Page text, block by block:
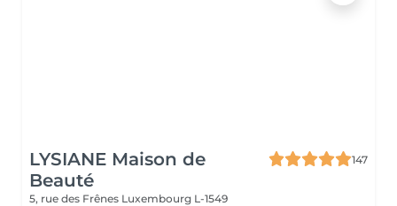
LYSIANE Maison de
Beauté
147
5, rue des Frênes Luxembourg L-1549